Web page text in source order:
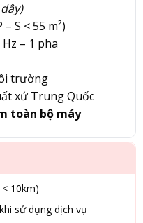
S < 55 m²)
– 1 pha
trường
xứ Trung Quốc
toàn bộ máy
10km)
sử dụng dịch vụ